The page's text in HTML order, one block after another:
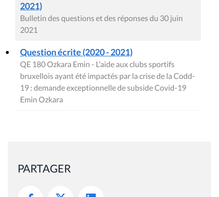
2021)
Bulletin des questions et des réponses du 30 juin
2021
Question écrite (2020 - 2021)
QE 180 Ozkara Emin - L'aide aux clubs sportifs
bruxellois ayant été impactés par la crise de la Codd-
19 : demande exceptionnelle de subside Covid-19
Emin Ozkara
PARTAGER